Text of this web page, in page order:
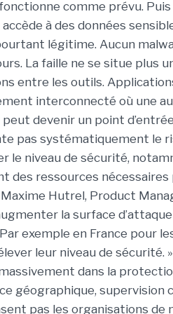
comme prévu.
à des données
légitime. Aucun
La faille ne se situe plus
entre les outils.
interconnecté où une
devenir un point
pas systématiquement le
le niveau de sécurité,
des ressources
Maxime Hutrel, Product
la surface
exemple en France pour
leur niveau de sécurité. »
massivement dans la
géographique,
pas les organisations